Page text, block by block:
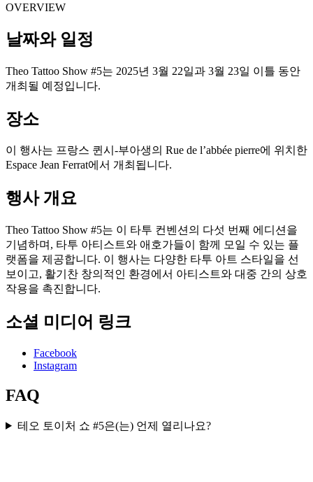
OVERVIEW
날짜와 일정
Theo Tattoo Show #5는 2025년 3월 22일과 3월 23일 이틀 동안
개최될 예정입니다.
장소
이 행사는 프랑스 퀸시-부아생의 Rue de l’abbée pierre에 위치한
Espace Jean Ferrat에서 개최됩니다.
행사 개요
Theo Tattoo Show #5는 이 타투 컨벤션의 다섯 번째 에디션을
기념하며, 타투 아티스트와 애호가들이 함께 모일 수 있는 플
랫폼을 제공합니다. 이 행사는 다양한 타투 아트 스타일을 선
보이고, 활기찬 창의적인 환경에서 아티스트와 대중 간의 상호
작용을 촉진합니다.
소셜 미디어 링크
Facebook
Instagram
FAQ
테오 토이처 쇼 #5은(는) 언제 열리나요?